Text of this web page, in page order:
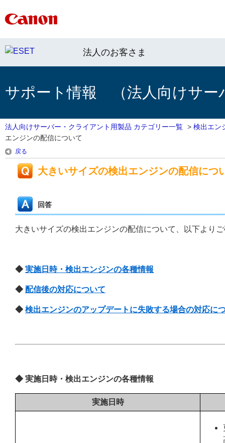
法人のお客さま
サポート情報 （法人向けサー
法人向けサーバー・クライアント用製品 カテゴリー一覧 > 検出エン
エンジンの配信について
戻る
大きいサイズの検出エンジンの配信につ
回答
大きいサイズの検出エンジンの配信について、以下より
◆ 実施日時・検出エンジンの各種情報
◆ 配信後の対応について
◆ 検出エンジンのアップデートに失敗する場合の対応に
◆ 実施日時・検出エンジンの各種情報
実施日時